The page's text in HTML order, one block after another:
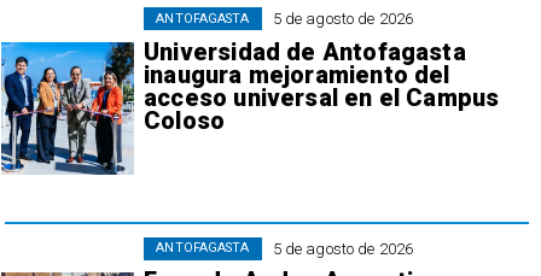
5 de agosto de 2026
Universidad de Antofagasta
inaugura mejoramiento del
acceso universal en el Campus
Coloso
ANTOFAGASTA
5 de agosto de 2026
ANTOFAGASTA